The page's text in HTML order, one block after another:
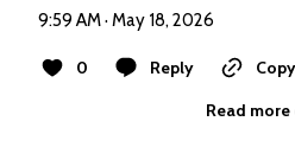
9:59 AM · May 18, 2026
0 Reply
Read more